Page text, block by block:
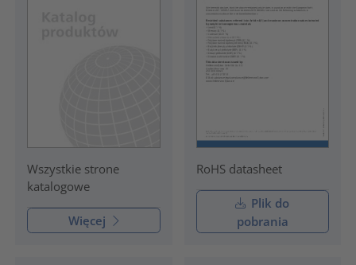
Wszystkie strone
katalogowe
Więcej
RoHS datasheet
Plik do
pobrania